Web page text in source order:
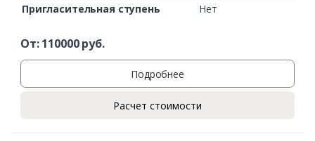
Пригласительная ступень
Нет
От:110000руб.
Подробнее
Расчет стоимости